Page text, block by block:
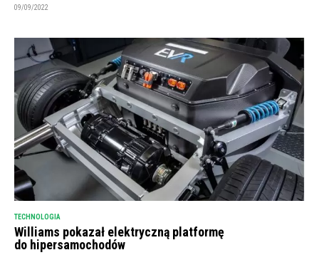
09/09/2022
TECHNOLOGIA
Williams pokazał elektryczną platformę
do hipersamochodów